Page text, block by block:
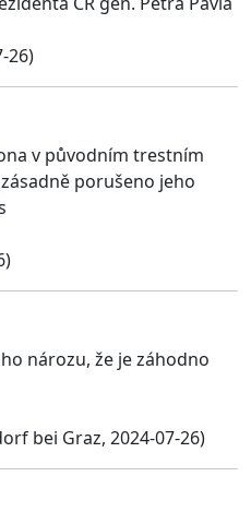
26)
v původním trestním
porušeno jeho
nározu, že je záhodno
bei Graz, 2024-07-26)